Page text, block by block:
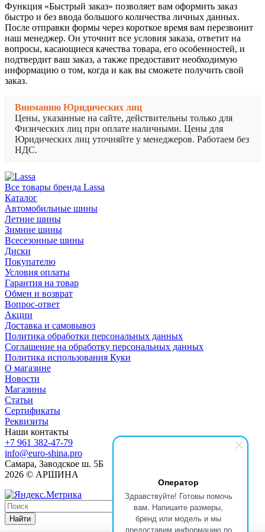
Оператор
Здравствуйте! Готовы помочь
вам. Напишите размеры,
бренд или модель и мы
предоставим информацию по
Функция «Быстрый заказ» позволяет вам оформить заказ
быстро и без ввода большого количества личных данных.
После отправки формы через короткое время вам перезвонит
наш менеджер. Он уточнит все условия заказа, ответит на
вопросы, касающиеся качества товара, его особенностей, и
подтвердит ваш заказ, а также предоставит необходимую
информацию о том, когда и как вы сможете получить свой
заказ.
Вниманию Юридических лиц
Цены, указанные на сайте, действительны только для
Физических лиц при оплате наличными. Цены для
Юридических лиц уточняйте у менеджеров. Работаем без
НДС.
Все товары бренда Lassa
Каталог
Автомобильные шины
Летние шины
Зимние шины
Всесезонные шины
Диски
Покупателю
Условия оплаты
Гарантия на товар
Обмен и возврат
Вопрос-ответ
Акции
Доставка и самовывоз
Политика обработки персональных данных
Соглашение на обработку персональных данных
Политика использования Куки
О магазине
Новости
Магазины
Статьи
Сертификаты
Реквизиты
Наши контакты
+7 961 382-47-79
info@euro-shina.pro
Самара, Заводское ш. 5Б
2026 © АРШИНА
Найти